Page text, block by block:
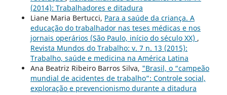
(2014): Trabalhadores e ditadura
Liane Maria Bertucci, Para a saúde da criança. A
educação do trabalhador nas teses médicas e nos
jornais operários (São Paulo, início do século XX) ,
Revista Mundos do Trabalho: v. 7 n. 13 (2015):
Trabalho, saúde e medicina na América Latina
Ana Beatriz Ribeiro Barros Silva, "Brasil, o “campeão
mundial de acidentes de trabalho”: Controle social,
exploração e prevencionismo durante a ditadura